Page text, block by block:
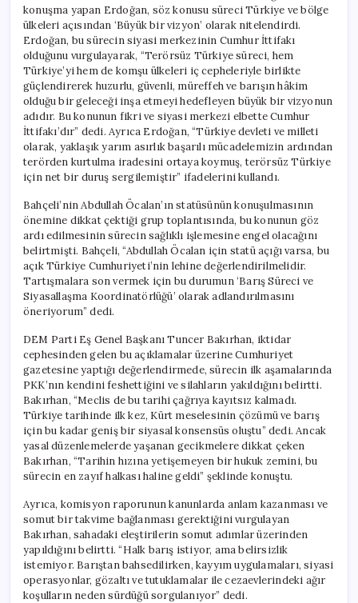
konuşma yapan Erdoğan, söz konusu süreci Türkiye ve bölge
ülkeleri açısından ‘Büyük bir vizyon’ olarak nitelendirdi.
Erdoğan, bu sürecin siyasi merkezinin Cumhur İttifakı
olduğunu vurgulayarak, “Terörsüz Türkiye süreci, hem
Türkiye’yi hem de komşu ülkeleri iç cepheleriyle birlikte
güçlendirerek huzurlu, güvenli, müreffeh ve barışın hâkim
olduğu bir geleceği inşa etmeyi hedefleyen büyük bir vizyonun
adıdır. Bu konunun fikri ve siyasi merkezi elbette Cumhur
İttifakı’dır” dedi. Ayrıca Erdoğan, “Türkiye devleti ve milleti
olarak, yaklaşık yarım asırlık başarılı mücadelemizin ardından
terörden kurtulma iradesini ortaya koymuş, terörsüz Türkiye
için net bir duruş sergilemiştir” ifadelerini kullandı.
Bahçeli’nin Abdullah Öcalan’ın statüsünün konuşulmasının
önemine dikkat çektiği grup toplantısında, bu konunun göz
ardı edilmesinin sürecin sağlıklı işlemesine engel olacağını
belirtmişti. Bahçeli, “Abdullah Öcalan için statü açığı varsa, bu
açık Türkiye Cumhuriyeti’nin lehine değerlendirilmelidir.
Tartışmalara son vermek için bu durumun ‘Barış Süreci ve
Siyasallaşma Koordinatörlüğü’ olarak adlandırılmasını
öneriyorum” dedi.
DEM Parti Eş Genel Başkanı Tuncer Bakırhan, iktidar
cephesinden gelen bu açıklamalar üzerine Cumhuriyet
gazetesine yaptığı değerlendirmede, sürecin ilk aşamalarında
PKK’nın kendini feshettiğini ve silahların yakıldığını belirtti.
Bakırhan, “Meclis de bu tarihi çağrıya kayıtsız kalmadı.
Türkiye tarihinde ilk kez, Kürt meselesinin çözümü ve barış
için bu kadar geniş bir siyasal konsensüs oluştu” dedi. Ancak
yasal düzenlemelerde yaşanan gecikmelere dikkat çeken
Bakırhan, “Tarihin hızına yetişemeyen bir hukuk zemini, bu
sürecin en zayıf halkası haline geldi” şeklinde konuştu.
Ayrıca, komisyon raporunun kanunlarda anlam kazanması ve
somut bir takvime bağlanması gerektiğini vurgulayan
Bakırhan, sahadaki eleştirilerin somut adımlar üzerinden
yapıldığını belirtti. “Halk barış istiyor, ama belirsizlik
istemiyor. Barıştan bahsedilirken, kayyım uygulamaları, siyasi
operasyonlar, gözaltı ve tutuklamalar ile cezaevlerindeki ağır
koşulların neden sürdüğü sorgulanıyor” dedi.